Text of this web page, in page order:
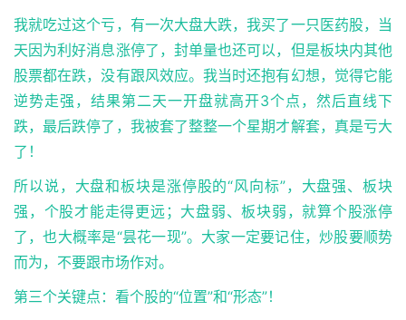
我就吃过这个亏，有一次大盘大跌，我买了一只医药股，当
天因为利好消息涨停了，封单量也还可以，但是板块内其他
股票都在跌，没有跟风效应。我当时还抱有幻想，觉得它能
逆势走强，结果第二天一开盘就高开3个点，然后直线下
跌，最后跌停了，我被套了整整一个星期才解套，真是亏大
了！
所以说，大盘和板块是涨停股的“风向标”，大盘强、板块
强，个股才能走得更远；大盘弱、板块弱，就算个股涨停
了，也大概率是“昙花一现”。大家一定要记住，炒股要顺势
而为，不要跟市场作对。
第三个关键点：看个股的“位置”和“形态”！